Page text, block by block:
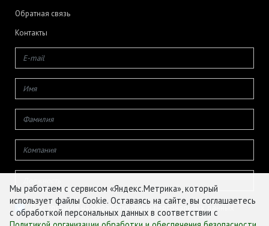
Обратная связь
Контакты
Даю согласие на обработку своих персональных данных
Мы работаем с сервисом «Яндекс.Метрика», который
использует файлы Cookie. Оставаясь на сайте, вы соглашаетесь
с обработкой персональных данных в соответствии с